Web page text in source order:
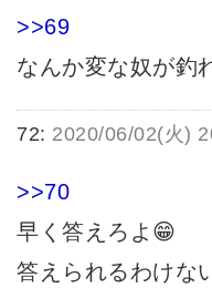
>>69
なんか変な奴が釣
72: 2020/06/02(火)
>>70
早く答えろよ😁
答えられるわけな